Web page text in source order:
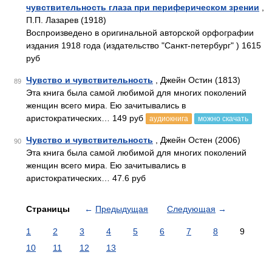
чувствительность глаза при периферическом зрении
П.П. Лазарев (1918)
Воспроизведено в оригинальной авторской орфографии
издания 1918 года (издательство "Санкт-петербург" ) 1615
руб
89 Чувство и чувствительность , Джейн Остин (1813)
Эта книга была самой любимой для многих поколений
женщин всего мира. Ею зачитывались в
аристократических… 149 руб
аудиокнига можно скачать
90 Чувство и чувствительность , Джейн Остен (2006)
Эта книга была самой любимой для многих поколений
женщин всего мира. Ею зачитывались в
аристократических… 47.6 руб
Страницы ← Предыдущая Следующая →
1 2 3 4 5 6 7 8
9
10
11 12 13